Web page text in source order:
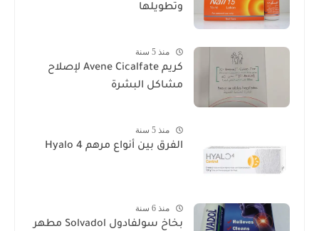
وتطويلها
منذ 5 سنة
كريم Avene Cicalfate لإصلاح
مشاكل البشرة
منذ 5 سنة
الفرق بين أنواع مرهم Hyalo 4
منذ 6 سنة
بخاخ سولفادول Solvadol مطهر